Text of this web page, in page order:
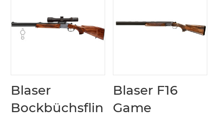
Blaser
Bockbüchsflin
Blaser F16
Game